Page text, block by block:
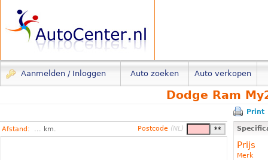
Aanmelden / Inloggen Auto zoeken Auto verkopen
Dodge Ram
Afstand: ... km. Postcode (NL)
Print
Prijs
Merk